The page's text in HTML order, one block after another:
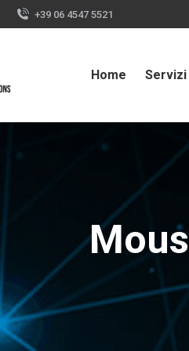
+39 06 4547 5521
Home Servizi